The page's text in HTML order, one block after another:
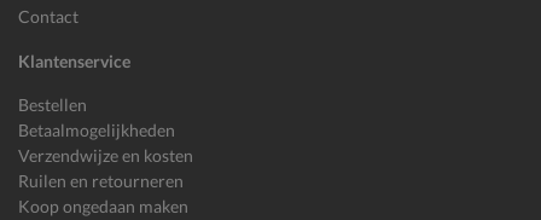
Contact
Klantenservice
Bestellen
Betaalmogelijkheden
Verzendwijze en kosten
Ruilen en retourneren
Koop ongedaan maken